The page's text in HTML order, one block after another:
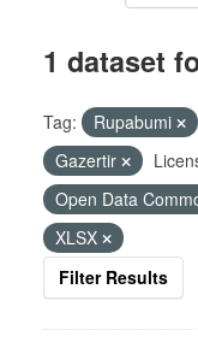
1 dataset
Tag: Rupabumi
Gazertir
Open Data
XLSX
Filter Results